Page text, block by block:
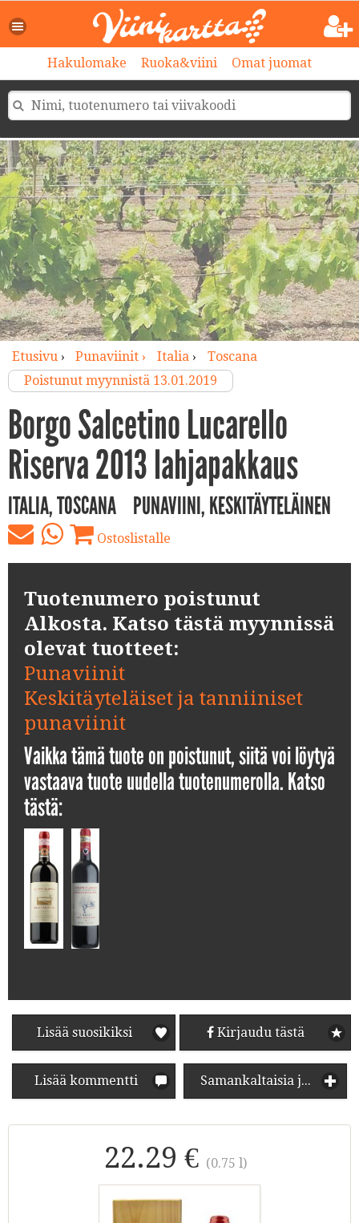
Hakulomake Ruoka&viini Omat juomat
Etusivu› Punaviinit › Italia›
Toscana
Poistunut myynnistä 13.01.2019
Borgo Salcetino Lucarello
Riserva 2013 lahjapakkaus
ITALIA, TOSCANA PUNAVIINI, KESKITÄYTELÄINEN
Ostoslistalle
Tuotenumero poistunut
Alkosta. Katso tästä myynnissä
olevat tuotteet:
Punaviinit
Keskitäyteläiset ja tanniiniset
punaviinit
Vaikka tämä tuote on poistunut, siitä voi löytyä
vastaava tuote uudella tuotenumerolla. Katso
tästä:
Lisää suosikiksi Kirjaudu tästä
Lisää kommentti Samankaltaisia juomia
22.29 € (0.75 l)